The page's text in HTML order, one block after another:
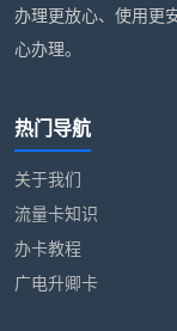
办理更放心、使用更
心办理。
热门导航
关于我们
流量卡知识
办卡教程
广电升卿卡